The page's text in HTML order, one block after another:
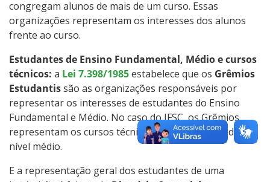
Grêmio Estudantil
congregam alunos de mais de um curso. Essas
organizações representam os interesses dos alunos
frente ao curso.
Estudantes de Ensino Fundamental, Médio e cursos
técnicos: a Lei 7.398/1985estabelece que os Grêmios
Estudantissão as organizações responsáveis por
representar os interesses de estudantes do Ensino
Fundamental e Médio. No caso do IFSC, os Grêmios
representam os cursos técnicos, que são cursos de
nível médio.
E a representação geral dos estudantes de uma